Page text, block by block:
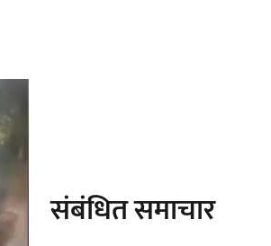
संबंधित समाचार